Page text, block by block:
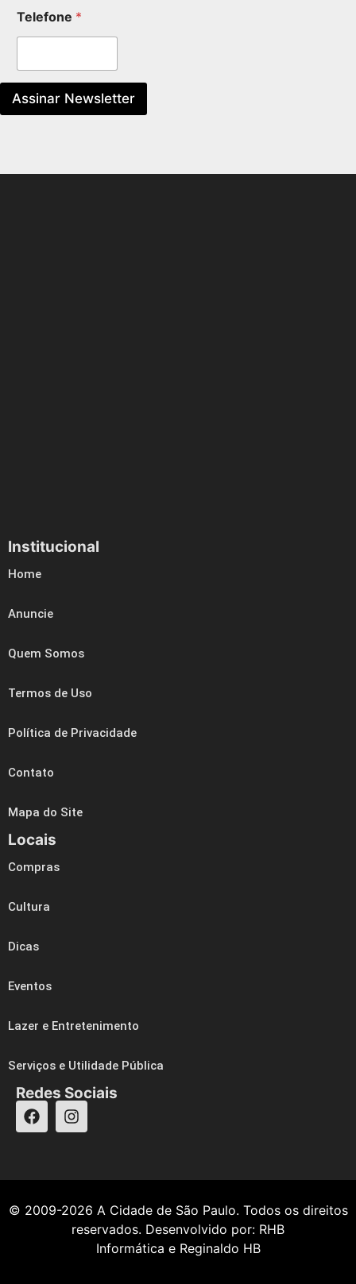
Telefone *
Assinar Newsletter
Institucional
Home
Anuncie
Quem Somos
Termos de Uso
Política de Privacidade
Contato
Mapa do Site
Locais
Compras
Cultura
Dicas
Eventos
Lazer e Entretenimento
Serviços e Utilidade Pública
Redes Sociais
© 2009-2026 A Cidade de São Paulo. Todos os direitos
reservados. Desenvolvido por: RHB
Informática e Reginaldo HB